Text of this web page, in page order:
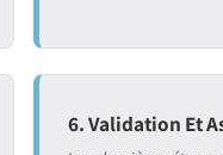
6. Validation Et